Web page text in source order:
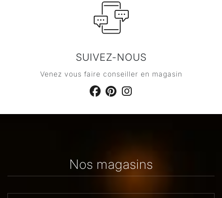
SUIVEZ-NOUS
Venez vous faire conseiller en magasin
Nos magasins